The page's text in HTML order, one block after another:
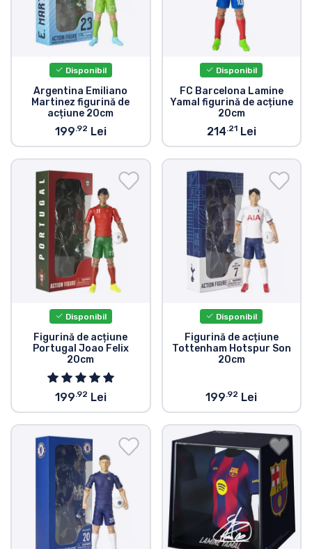
Disponibil
Argentina Emiliano
Martinez figurină de
acțiune 20cm
199.92 Lei
Disponibil
FC Barcelona Lamine
Yamal figurină de acțiune
20cm
214.21Lei
Disponibil
Figurină de acțiune
Portugal Joao Felix
20cm
199.92 Lei
Disponibil
Figurină de acțiune
Tottenham Hotspur Son
20cm
199.92 Lei